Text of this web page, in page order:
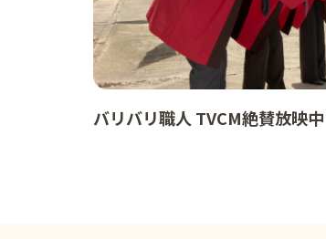
バリバリ職人 TVCM絶賛放映中